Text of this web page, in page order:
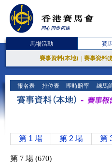
馬場活動 賽
賽事資料(本地) 賽事資料(
報名表 排位表 即時賠率 練馬
第 1 場 第 2 場 第
第 7 場 (670)